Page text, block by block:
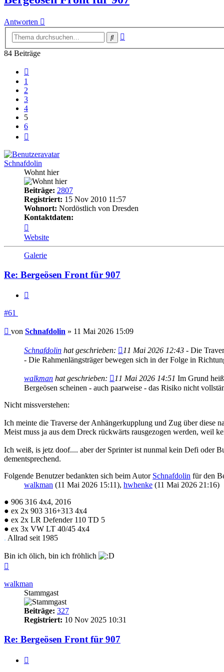
Antworten
Suche
84 Beiträge
1
2
3
4
5
6
Schnafdolin
Wohnt hier
Beiträge: 2807
Registriert: 15 Nov 2010 11:57
Wohnort: Nordöstlich von Dresden
Kontaktdaten:
von
Schnafdolin
Website
Galerie
Re: Bergeösen Front für 907
#61
Beitrag
von Schnafdolin » 11 Mai 2026 15:09
Schnafdolin hat geschrieben: 11 Mai 2026 12:43 - Die
- Die Rahmenlängsträger bewegen sich in der Folge in
walkman hat geschrieben: 11 Mai 2026 14:51 Im Grund
Bergeösen scheinen - auch paarweise - das Risiko nicht
Nicht missverstehen:
Ich meinte die Traverse der Anhängerkupplung und Zug über diese
Meist muss ja aus dem Dreck rückwärts rausgezogen werden, weil
Ich weiß, is jetz doof.... aber der Sprinter ist nunmal kein Defi oder
dementsprechend.
Folgende Benutzer bedankten sich beim Autor Schnafdolin für den
walkman (11 Mai 2026 15:11), hwhenke (11 Mai 2026 21:16)
● 906 316 4x4, 2016
● ex 2x 903 316+313 4x4
● ex 2x LR Defender 110 TD 5
● ex 3x VW LT 40/45 4x4
. Allrad seit 1985
Bin ich ölich, bin ich fröhlich
walkman
Stammgast
Beiträge: 327
Registriert: 10 Nov 2025 10:31
Re: Bergeösen Front für 907